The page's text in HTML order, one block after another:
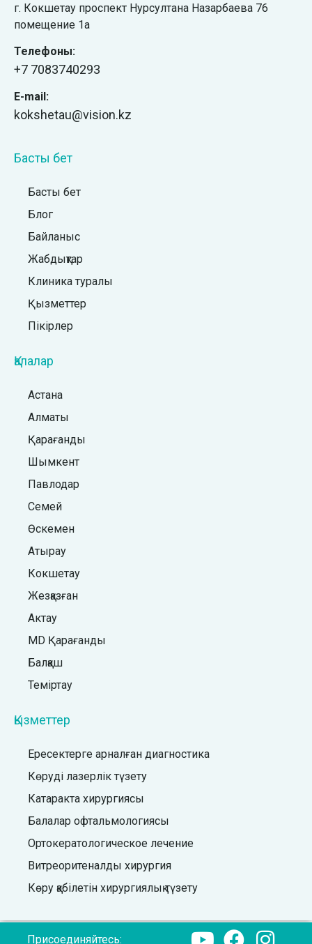
г. Кокшетау проспект Нурсултана Назарбаева 76
помещение 1а
Телефоны:
+7 7083740293
E-mail:
kokshetau@vision.kz
Басты бет
Басты бет
Блог
Байланыс
Жабдықтар
Клиника туралы
Қызметтер
Пікірлер
Қалалар
Астана
Алматы
Қарағанды
Шымкент
Павлодар
Семей
Өскемен
Атырау
Кокшетау
Жезқазған
Актау
MD Қарағанды
Балқаш
Теміртау
Қызметтер
Ересектерге арналған диагностика
Көруді лазерлік түзету
Катаракта хирургиясы
Балалар офтальмологиясы
Ортокератологическое лечение
Витреоритеналды хирургия
Көру қабілетін хирургиялық түзету
Присоединяйтесь: